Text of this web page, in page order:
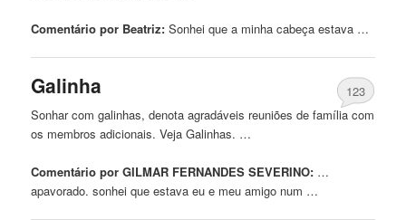
Comentário por Beatriz: Sonhei que a minha cabeça estava …
Galinha
123
Sonhar com galinhas, denota agradáveis ​​reuniões de família com
os membros adicionais. Veja Galinhas. …
Comentário por GILMAR FERNANDES SEVERINO: …
apavorado.sonhei que estava eu e meu amigo num …